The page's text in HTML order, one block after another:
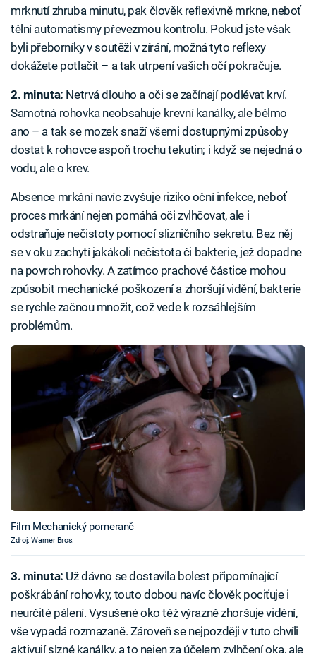
mrknutí zhruba minutu, pak člověk reflexivně mrkne, neboť
tělní automatismy převezmou kontrolu. Pokud jste však
byli přeborníky v soutěži v zírání, možná tyto reflexy
dokážete potlačit – a tak utrpení vašich očí pokračuje.
2. minuta: Netrvá dlouho a oči se začínají podlévat krví.
Samotná rohovka neobsahuje krevní kanálky, ale bělmo
ano – a tak se mozek snaží všemi dostupnými způsoby
dostat k rohovce aspoň trochu tekutin; i když se nejedná o
vodu, ale o krev.
Absence mrkání navíc zvyšuje riziko oční infekce, neboť
proces mrkání nejen pomáhá oči zvlhčovat, ale i
odstraňuje nečistoty pomocí slizničního sekretu. Bez něj
se v oku zachytí jakákoli nečistota či bakterie, jež dopadne
na povrch rohovky. A zatímco prachové částice mohou
způsobit mechanické poškození a zhoršují vidění, bakterie
se rychle začnou množit, což vede k rozsáhlejším
problémům.
Film Mechanický pomeranč
Zdroj: Warner Bros.
3. minuta: Už dávno se dostavila bolest připomínající
poškrábání rohovky, touto dobou navíc člověk pociťuje i
neurčité pálení. Vysušené oko též výrazně zhoršuje vidění,
vše vypadá rozmazaně. Zároveň se nejpozději v tuto chvíli
aktivují slzné kanálky, a to nejen za účelem zvlhčení oka, ale